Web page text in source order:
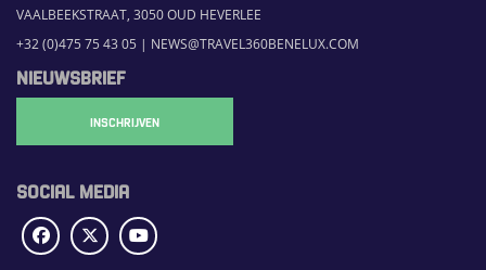
VAALBEEKSTRAAT, 3050 OUD HEVERLEE
+32 (0)475 75 43 05 | NEWS@TRAVEL360BENELUX.COM
NIEUWSBRIEF
INSCHRIJVEN
SOCIAL MEDIA